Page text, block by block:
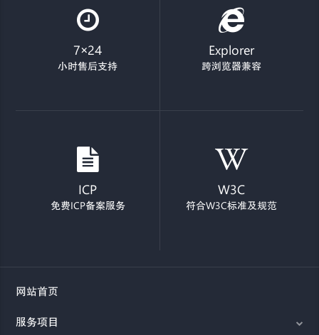
7×24
小时售后支持
Explorer
跨浏览器兼容
ICP
免费ICP备案服务
W3C
符合W3C标准及规范
网站首页
服务项目